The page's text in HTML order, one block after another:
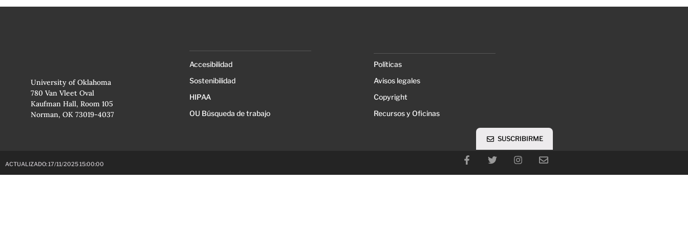
University of Oklahoma
780 Van Vleet Oval
Kaufman Hall, Room 105
Norman, OK 73019-4037
Accesibilidad
Sostenibilidad
HIPAA
OU Búsqueda de trabajo
Políticas
Avisos legales
Copyright
Recursos y Oficinas
ACTUALIZADO: 17/11/2025 15:00:00
SUSCRIBIRME